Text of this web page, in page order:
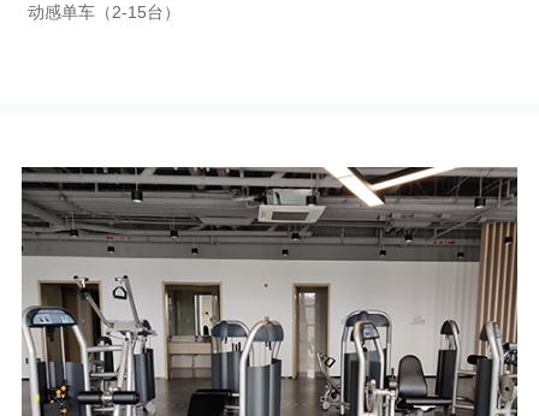
动感单车（2-15台）